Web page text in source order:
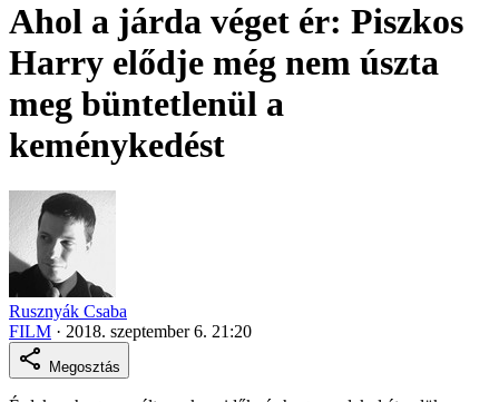
Ahol a járda véget ér: Piszkos
Harry elődje még nem úszta
meg büntetlenül a
keménykedést
Rusznyák Csaba
FILM · 2018. szeptember 6. 21:20
Megosztás